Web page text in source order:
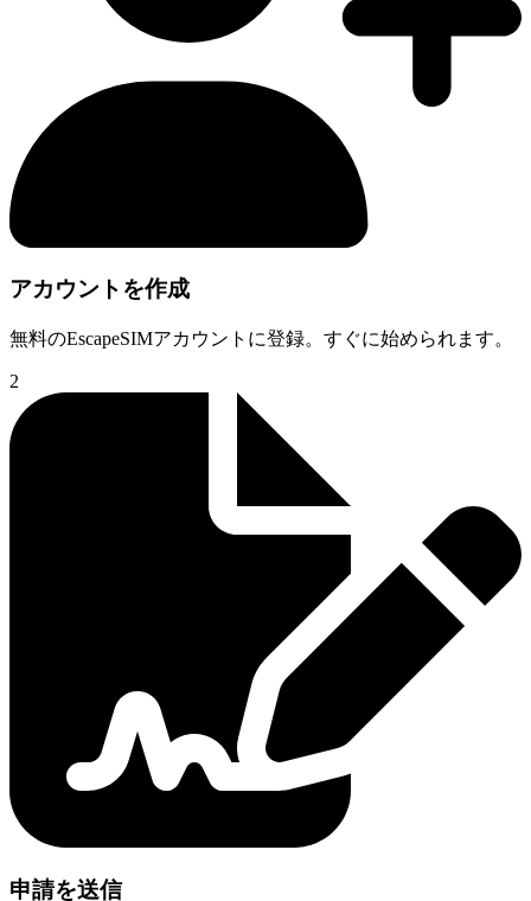
アカウントを作成
無料のEscapeSIMアカウントに登録。すぐに始められます。
2
申請を送信